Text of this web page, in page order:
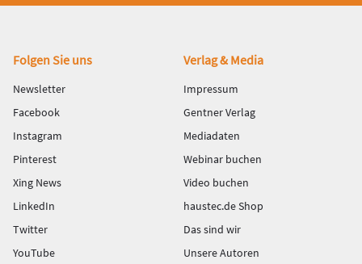
Fußbereich
Folgen Sie uns
Newsletter
Facebook
Instagram
Pinterest
Xing News
LinkedIn
Twitter
YouTube
Verlag & Media
Impressum
Gentner Verlag
Mediadaten
Webinar buchen
Video buchen
haustec.de Shop
Das sind wir
Unsere Autoren